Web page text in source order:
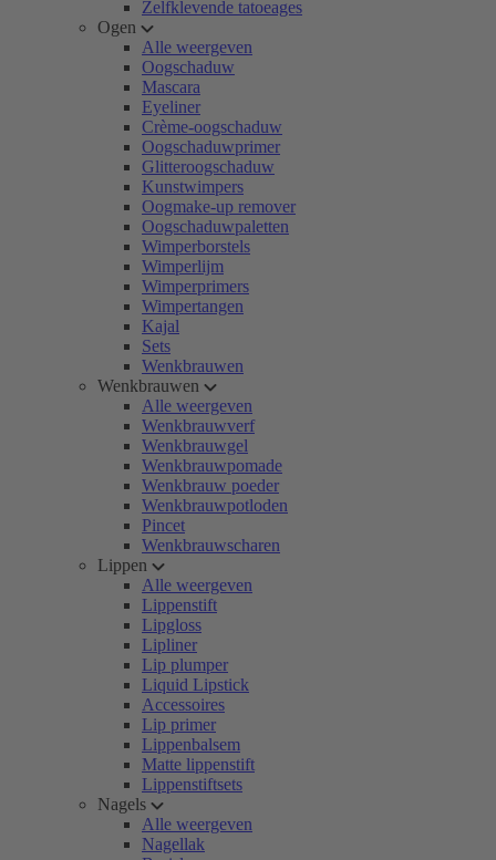
Zelfklevende tatoeages
Ogen
Alle weergeven
Oogschaduw
Mascara
Eyeliner
Crème-oogschaduw
Oogschaduwprimer
Glitteroogschaduw
Kunstwimpers
Oogmake-up remover
Oogschaduwpaletten
Wimperborstels
Wimperlijm
Wimperprimers
Wimpertangen
Kajal
Sets
Wenkbrauwen
Wenkbrauwen
Alle weergeven
Wenkbrauwverf
Wenkbrauwgel
Wenkbrauwpomade
Wenkbrauw poeder
Wenkbrauwpotloden
Pincet
Wenkbrauwscharen
Lippen
Alle weergeven
Lippenstift
Lipgloss
Lipliner
Lip plumper
Liquid Lipstick
Accessoires
Lip primer
Lippenbalsem
Matte lippenstift
Lippenstiftsets
Nagels
Alle weergeven
Nagellak